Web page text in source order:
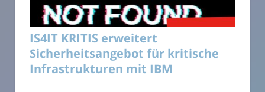
IS4IT KRITIS erweitert
Sicherheitsangebot für kritische
Infrastrukturen mit IBM